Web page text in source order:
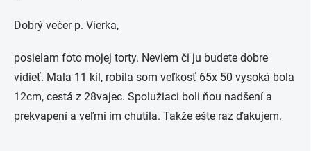
Dobrý večer p. Vierka,
posielam foto mojej torty. Neviem či ju budete dobre
vidieť. Mala 11 kíl, robila som veľkosť 65x 50 vysoká bola
12cm, cestá z 28vajec. Spolužiaci boli ňou nadšení a
prekvapení a veľmi im chutila. Takže ešte raz ďakujem.